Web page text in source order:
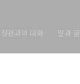
장관과의 대화 말과 글